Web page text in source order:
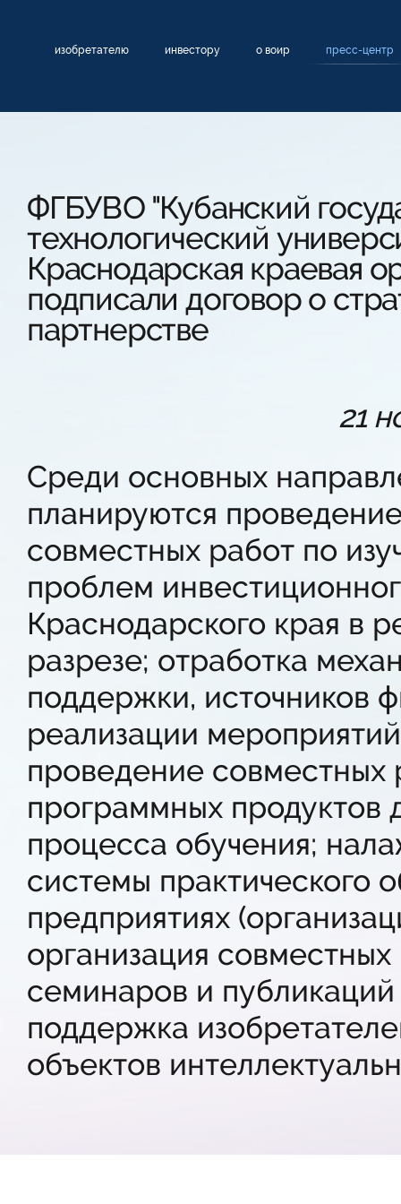
изобретателю инвестору о воир пресс-центр
ФГБУВО "Кубанский
технологический
Краснодарская краевая
подписали договор о
партнерстве
21
Среди основных
планируются
совместных работ по
проблем
Краснодарского края в
разрезе; отработка
поддержки, источников
реализации
проведение совместных
программных продуктов
процесса обучения;
системы практического
предприятиях
организация
семинаров и
поддержка
объектов